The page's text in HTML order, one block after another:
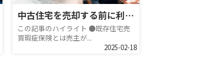
中古住宅を売却する前に利用を検討したい！既存住宅売買瑕疵保険とは？
この記事のハイライト ●既存住宅売
買瑕疵保険とは売主が...
2025-02-18